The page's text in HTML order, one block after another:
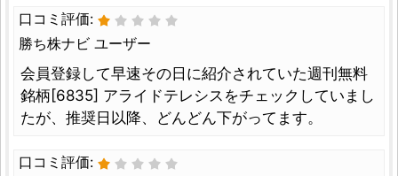
口コミ評価:
勝ち株ナビ ユーザー
会員登録して早速その日に紹介されていた週刊無料
銘柄[6835] アライドテレシスをチェックしていまし
たが、推奨日以降、どんどん下がってます。
口コミ評価: